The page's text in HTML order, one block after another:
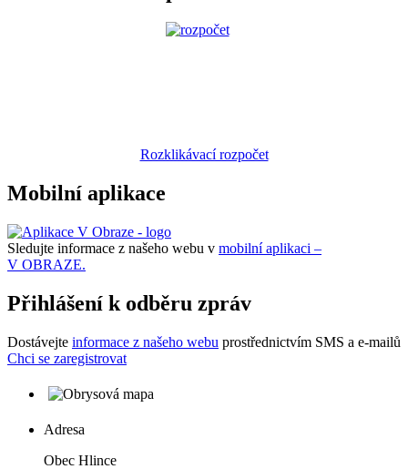
Rozklikávací rozpočet
Mobilní aplikace
Sledujte informace z našeho webu v mobilní aplikaci –
V OBRAZE.
Přihlášení k odběru zpráv
Dostávejte informace z našeho webu prostřednictvím SMS a e-mailů
Chci se zaregistrovat
Adresa
Obec Hlince